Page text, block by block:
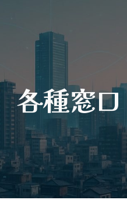
各種窓口